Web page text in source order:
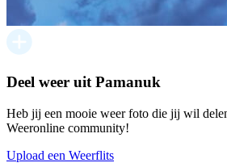
Deel weer uit Pamanuk
Heb jij een mooie weer foto die jij wil
Weeronline community!
Upload een Weerflits